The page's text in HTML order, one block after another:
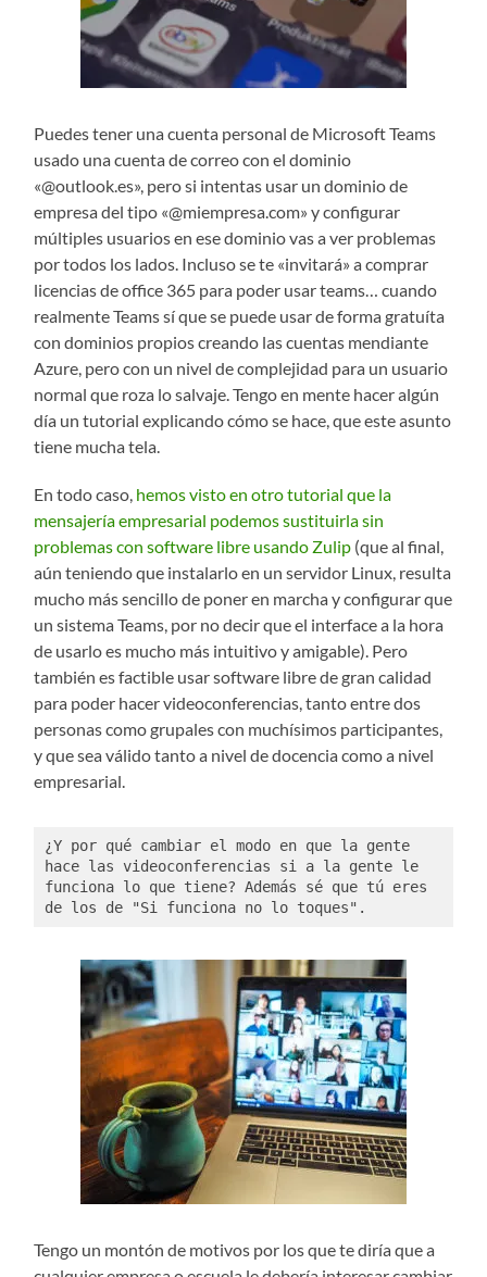
Puedes tener una cuenta personal de Microsoft Teams
usado una cuenta de correo con el dominio
«@outlook.es», pero si intentas usar un dominio de
empresa del tipo «@miempresa.com» y configurar
múltiples usuarios en ese dominio vas a ver problemas
por todos los lados. Incluso se te «invitará» a comprar
licencias de office 365 para poder usar teams… cuando
realmente Teams sí que se puede usar de forma gratuíta
con dominios propios creando las cuentas mendiante
Azure, pero con un nivel de complejidad para un usuario
normal que roza lo salvaje. Tengo en mente hacer algún
día un tutorial explicando cómo se hace, que este asunto
tiene mucha tela.
En todo caso, hemos visto en otro tutorial que la
mensajería empresarial podemos sustituirla sin
problemas con software libre usando Zulip (que al final,
aún teniendo que instalarlo en un servidor Linux, resulta
mucho más sencillo de poner en marcha y configurar que
un sistema Teams, por no decir que el interface a la hora
de usarlo es mucho más intuitivo y amigable). Pero
también es factible usar software libre de gran calidad
para poder hacer videoconferencias, tanto entre dos
personas como grupales con muchísimos participantes,
y que sea válido tanto a nivel de docencia como a nivel
empresarial.
¿Y por qué cambiar el modo en que la gente
hace las videoconferencias si a la gente le
funciona lo que tiene? Además sé que tú eres
de los de "Si funciona no lo toques".
Tengo un montón de motivos por los que te diría que a